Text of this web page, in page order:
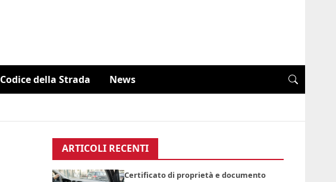
Codice della Strada News
ARTICOLI RECENTI
Certificato di proprietà e documento